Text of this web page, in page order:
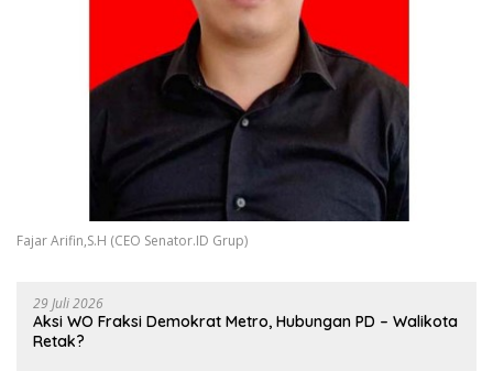
Fajar Arifin,S.H (CEO Senator.ID Grup)
29 Juli 2026
Aksi WO Fraksi Demokrat Metro, Hubungan PD – Walikota
Retak?